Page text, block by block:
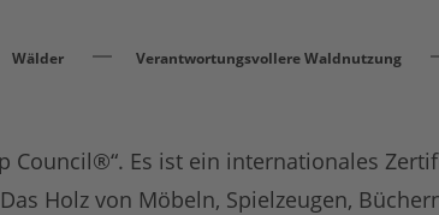
Wälder Verantwortungsvollere Waldnutzung
Council®“. Es ist ein internationales
Holz von Möbeln, Spielzeugen,